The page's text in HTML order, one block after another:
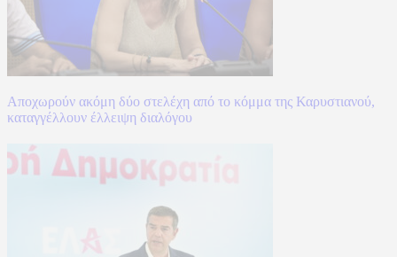
Αποχωρούν ακόμη δύο στελέχη από το κόμμα της Καρυστιανού,
καταγγέλλουν έλλειψη διαλόγου